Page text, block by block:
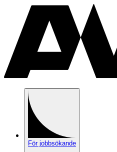
För jobbsökande